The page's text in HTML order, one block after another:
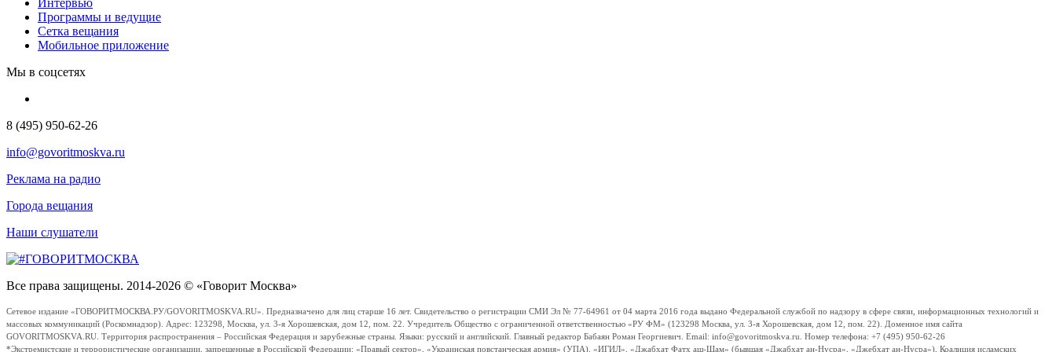
Программы и ведущие
Сетка вещания
Мобильное приложение
Мы в соцсетях
8 (495) 950-62-26
info@govoritmoskva.ru
Реклама на радио
Города вещания
Наши слушатели
Все права защищены. 2014-2026 © «Говорит Москва»
Сетевое издание «ГОВОРИТМОСКВА.РУ/GOVORITMOSKVA.RU». Предназначено для лиц старше 16 лет. Свидетельство о регистрации СМИ Эл № 77-64961 от 04 марта 2016 года выдано Федеральной службой по надзору в сфере связи, информационных технологий и
массовых коммуникаций (Роскомнадзор). Адрес: 123298, Москва, ул. 3-я Хорошевская, дом 12, пом. 22. Учредитель Общество с ограниченной ответственностью «РУ ФМ» (123298 Москва, ул. 3-я Хорошевская, дом 12, пом. 22). Доменное имя сайта
GOVORITMOSKVA.RU. Территория распространения – Российская Федерация и зарубежные страны. Языки: русский и английский. Главный редактор Бабаян Роман Георгиевич. Email: info@govoritmoskva.ru. Номер телефона: +7 (495) 950-62-26
*Экстремистские и террористические организации, запрещенные в Российской Федерации: «Правый сектор», «Украинская повстанческая армия» (УПА), «ИГИЛ», «Джабхат Фатх аш-Шам» (бывшая «Джабхат ан-Нусра», «Джебхат ан-Нусра»), Коалиция исламских